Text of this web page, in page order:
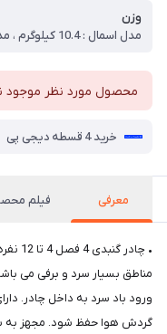
وزن
محصول مورد نظر موجود
خرید 4 قسطه دیجی پی
معرفی فیلم
مناطق بسیار سرد و برفی می
گردش هوا حفظ شود. مجهز به